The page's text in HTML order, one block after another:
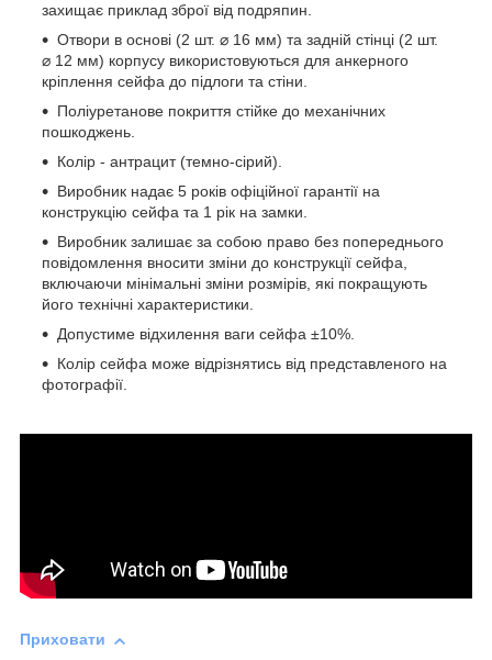
захищає приклад зброї від подряпин.
Отвори в основі (2 шт. ⌀ 16 мм) та задній стінці (2 шт.
⌀ 12 мм) корпусу використовуються для анкерного
кріплення сейфа до підлоги та стіни.
Поліуретанове покриття стійке до механічних
пошкоджень.
Колір - антрацит (темно-сірий).
Виробник надає 5 років офіційної гарантії на
конструкцію сейфа та 1 рік на замки.
Виробник залишає за собою право без попереднього
повідомлення вносити зміни до конструкції сейфа,
включаючи мінімальні зміни розмірів, які покращують
його технічні характеристики.
Допустиме відхилення ваги сейфа ±10%.
Колір сейфа може відрізнятись від представленого на
фотографії.
Приховати